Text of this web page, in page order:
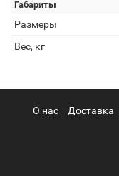
Габариты
Размеры
Вес, кг
О нас Доставка